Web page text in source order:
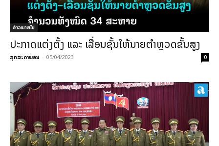
ຂ່າວພາຍ​ໃນ
ປະກາດແຕ່ງຕັ້ງ ແລະ ເລື່ອນຊັ້ນໃຫ້ນາຍຕໍາຫຼວດຂັ້ນສູງ
ສຸກສະດາພອນ - 05/04/2023 0